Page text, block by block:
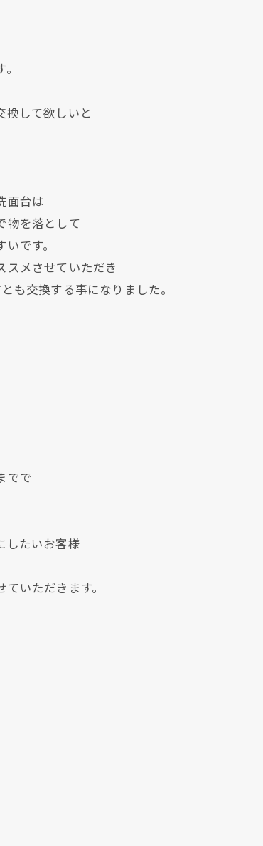
換して欲しいと
面台は
物を落として
いです。
スメさせていただき
も交換する事になりました。
でで
したいお客様
いただきます。